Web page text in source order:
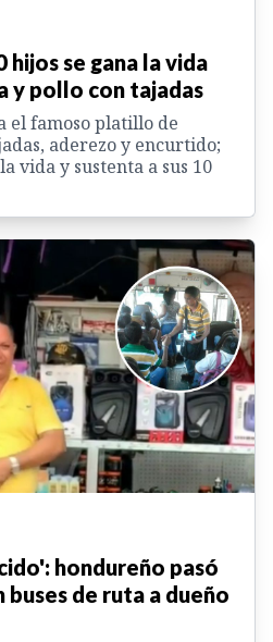
se gana la vida
y pollo con tajadas
el famoso platillo de
aderezo y encurtido;
vida y sustenta a sus 10
hondureño pasó
buses de ruta a dueño